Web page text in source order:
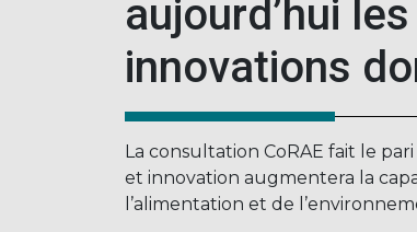
aujourd’hui
innovations
La consultation CoRAE fait le
et innovation augmentera la
l’alimentation et de